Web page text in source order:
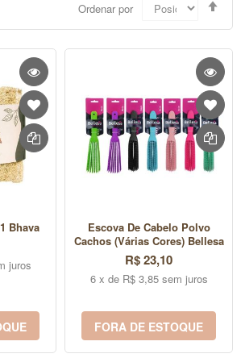
Ordenar por
Bhava
juros
Escova De Cabelo Polvo
Cachos (várias Cores) Bellesa
R$ 23,10
6 x de R$ 3,85 sem juros
FORA DE ESTOQUE